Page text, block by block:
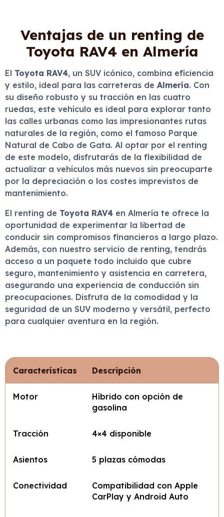
Ventajas de un renting de
Toyota RAV4 en Almería
El Toyota RAV4, un SUV icónico, combina eficiencia
y estilo, ideal para las carreteras de Almería. Con
su diseño robusto y su tracción en las cuatro
ruedas, este vehículo es ideal para explorar tanto
las calles urbanas como las impresionantes rutas
naturales de la región, como el famoso Parque
Natural de Cabo de Gata. Al optar por el renting
de este modelo, disfrutarás de la flexibilidad de
actualizar a vehículos más nuevos sin preocuparte
por la depreciación o los costes imprevistos de
mantenimiento.
El renting de Toyota RAV4 en Almería te ofrece la
oportunidad de experimentar la libertad de
conducir sin compromisos financieros a largo plazo.
Además, con nuestro servicio de renting, tendrás
acceso a un paquete todo incluido que cubre
seguro, mantenimiento y asistencia en carretera,
asegurando una experiencia de conducción sin
preocupaciones. Disfruta de la comodidad y la
seguridad de un SUV moderno y versátil, perfecto
para cualquier aventura en la región.
Características Descripción
Motor
Híbrido con opción de
gasolina
Tracción 4×4 disponible
Asientos 5 plazas cómodas
Conectividad
Compatibilidad con Apple
CarPlay y Android Auto